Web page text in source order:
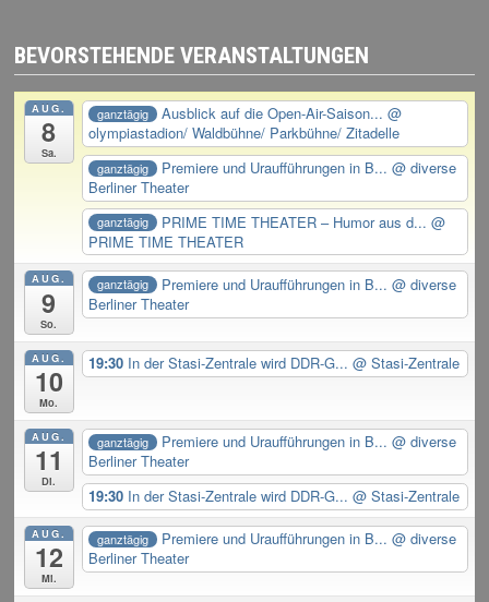
BEVORSTEHENDE VERANSTALTUNGEN
AUG.
8
Sa.
ganztägig Ausblick auf die Open-Air-Saison... @
olympiastadion/ Waldbühne/ Parkbühne/ Zitadelle
ganztägig Premiere und Uraufführungen in B... @ diverse
Berliner Theater
ganztägig PRIME TIME THEATER – Humor aus d... @
PRIME TIME THEATER
AUG.
9
So.
ganztägig Premiere und Uraufführungen in B... @ diverse
Berliner Theater
AUG.
10
Mo.
19:30 In der Stasi-Zentrale wird DDR-G...@ Stasi-Zentrale
AUG.
11
Di.
ganztägig Premiere und Uraufführungen in B... @ diverse
Berliner Theater
19:30 In der Stasi-Zentrale wird DDR-G...@ Stasi-Zentrale
AUG.
12
Mi.
ganztägig Premiere und Uraufführungen in B... @ diverse
Berliner Theater